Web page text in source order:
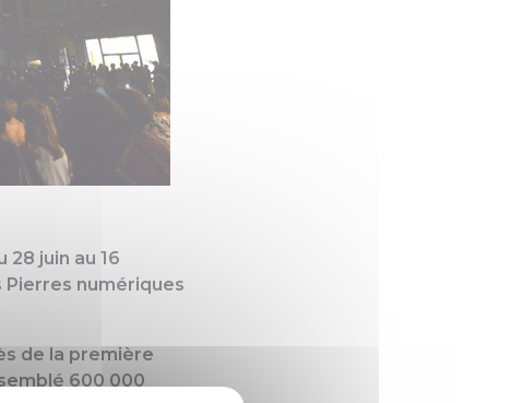
juin au 16
numériques
de la première
600 000